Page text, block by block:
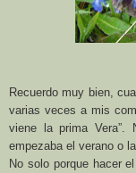
Recuerdo muy bien,
varias veces a mis
viene la prima Vera”.
empezaba el verano o
No solo porque hacer